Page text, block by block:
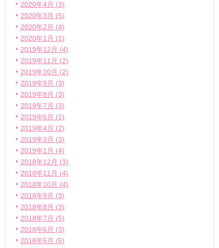
2020年4月 (3)
2020年3月 (5)
2020年2月 (4)
2020年1月 (1)
2019年12月 (4)
2019年11月 (2)
2019年10月 (2)
2019年9月 (3)
2019年8月 (3)
2019年7月 (3)
2019年6月 (1)
2019年4月 (2)
2019年3月 (3)
2019年1月 (4)
2018年12月 (3)
2018年11月 (4)
2018年10月 (4)
2018年9月 (3)
2018年8月 (3)
2018年7月 (5)
2018年6月 (3)
2018年5月 (5)